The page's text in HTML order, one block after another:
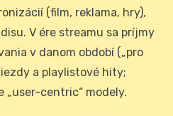
(film, reklama, hry),
V ére streamu sa príjmy
v danom období („pro
a playlistové hity;
centric“ modely.